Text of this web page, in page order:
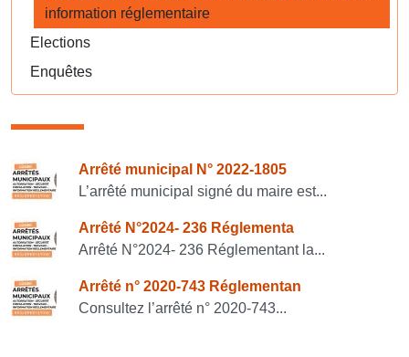
information réglementaire
Elections
Enquêtes
Consulter également
Arrêté municipal N° 2022-1805
L’arrêté municipal signé du maire est...
Arrêté N°2024- 236 Réglementa
Arrêté N°2024- 236 Réglementant la...
Arrêté n° 2020-743 Réglementan
Consultez l’arrêté n° 2020-743...